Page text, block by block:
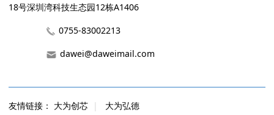
18号深圳湾科技生态园12栋A1406
0755-83002213
dawei@daweimail.com
友情链接： 大为创芯 | 大为弘德